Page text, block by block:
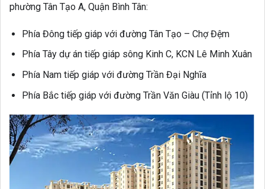
phường Tân Tạo A, Quận Bình Tân:
Phía Đông tiếp giáp với đường Tân Tạo – Chợ Đệm
Phía Tây dự án tiếp giáp sông Kinh C, KCN Lê Minh Xuân
Phía Nam tiếp giáp với đường Trần Đại Nghĩa
Phía Bắc tiếp giáp với đường Trần Văn Giàu (Tỉnh lộ 10)